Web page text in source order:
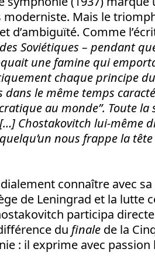
Mais le
d’ambiguïté. Comme
Soviétiques – pendant
une famine qui
chaque principe
dans le même temps
au monde”. Toute
Chostakovitch lui-même
nous frappe la
connaître avec
de Leningrad et la lutte
participa
du finale de la
: il exprime avec passion